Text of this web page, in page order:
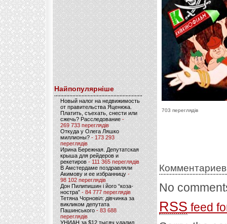
Найпопулярніше
Новый налог на недвижимость
от правительства Яценюка.
Платить, съехать, снести или
сжечь? Расследование-
269 733 переглядів
Откуда у Олега Ляшко
миллионы? - 173 293
переглядів
Ирина Бережная. Депутатская
крыша для рейдеров и
рекетиров - 111 365 переглядів
В Амстердаме поздравляли
Акимову и ее избранницу -
98 102 переглядів
Дон Пилипишин і його “коза-
ностра” - 84 777 переглядів
Тетяна Чорновіл: дівчинка за
викликом депутата
Пашинського- 83 688
переглядів
УНИАН за $12 тысяч удалил
703 переглядів
No
RSS feed